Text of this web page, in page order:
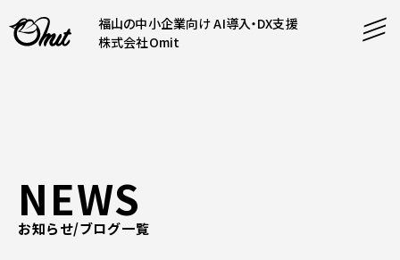
福山の中小企業向け AI導入・DX支援
株式会社Omit
システム開発
ホームページ制作
CONTENT
コンテンツ
NEWS
お知らせ/ブログ一覧